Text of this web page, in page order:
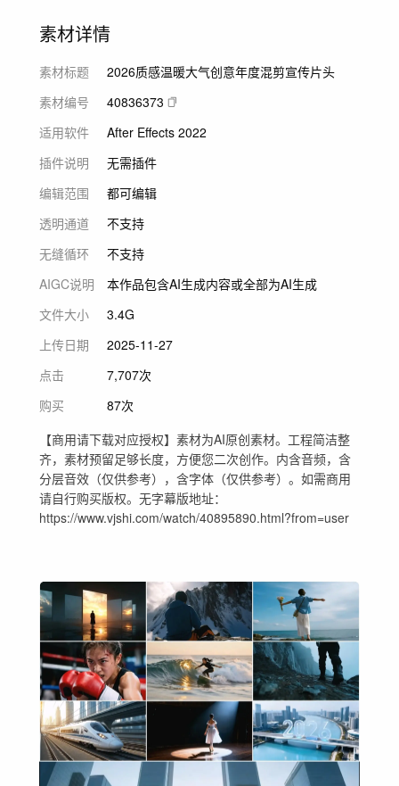
素材详情
素材标题
2026质感温暖大气创意年度混剪宣传片头
素材编号
40836373
适用软件
After Effects 2022
插件说明
无需插件
编辑范围
都可编辑
透明通道
不支持
无缝循环
不支持
AIGC说明
本作品包含AI生成内容或全部为AI生成
文件大小
3.4G
上传日期
2025-11-27
点击
7,707次
购买
87次
【商用请下载对应授权】素材为AI原创素材。工程简洁整
齐，素材预留足够长度，方便您二次创作。内含音频，含
分层音效（仅供参考），含字体（仅供参考）。如需商用
请自行购买版权。无字幕版地址：
https://www.vjshi.com/watch/40895890.html?from=user